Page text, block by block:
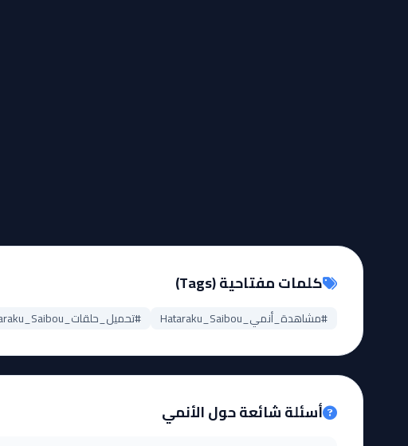
كلمات مفتاحية (Tags)
#مشاهدة_أنمي_Hataraku_Saibou #تحميل_حلقات_Hataraku_Saibou
أسئلة شائعة حول الأنمي